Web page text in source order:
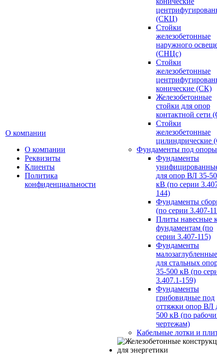
О компании
О компании
Реквизиты
Клиенты
Политика
конфиденциальности
(СКЦ)
Стойки
железобетонные
наружного
(СНЦс)
Стойки
железобетонные
конические (СК)
Железобетонные
стойки для опор
контактной сети
Стойки
железобетонные
цилиндрические
Фундаменты под опоры
Фундаменты
для опор ВЛ 35-
кВ (по серии
144)
Фундаменты
(по серии 3.407-
Плиты навесные
фундаментам (по
серии 3.407-115)
Фундаменты
малозаглубленные
для стальных
35-500 кВ (по
3.407.1-159)
Фундаменты
грибовидные под
оттяжки опор ВЛ
500 кВ (по
чертежам)
Кабельные лотки и